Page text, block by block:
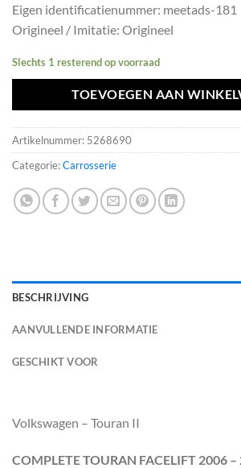
€1742,40.
Eigen identificatienummer: meetads-181
Origineel / Imitatie: Origineel
Slechts 1 resterend op voorraad
TOEVOEGEN AAN
Artikelnummer: 5268690
Categorie:Carrosserie
BESCHRIJVING
AANVULLENDE INFORMATIE
GESCHIKT VOOR
Volkswagen – Touran II
COMPLETE TOURAN FACELIFT 2006 –